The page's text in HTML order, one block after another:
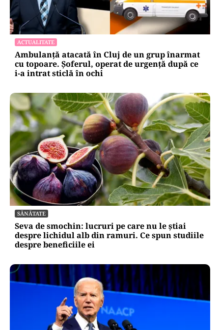
ACTUALITATE
Ambulanță atacată în Cluj de un grup înarmat
cu topoare. Șoferul, operat de urgență după ce
i-a intrat sticlă în ochi
SĂNĂTATE
Seva de smochin: lucruri pe care nu le știai
despre lichidul alb din ramuri. Ce spun studiile
despre beneficiile ei